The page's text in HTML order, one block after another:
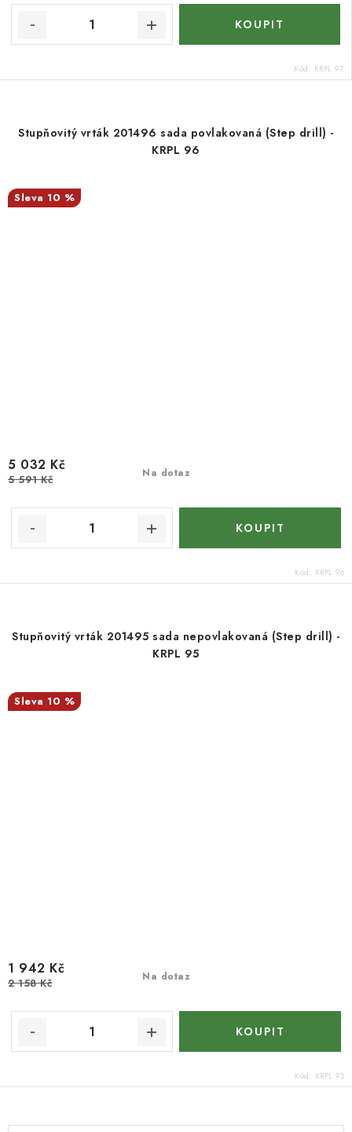
Kód: KRPL 97
Stupňovitý vrták 201496 sada povlakovaná (Step drill) -
KRPL 96
10 %
Na dotaz
5 032 Kč
5 591 Kč
Kód: KRPL 96
Stupňovitý vrták 201495 sada nepovlakovaná (Step drill) -
KRPL 95
10 %
Na dotaz
1 942 Kč
2 158 Kč
Kód: KRPL 95